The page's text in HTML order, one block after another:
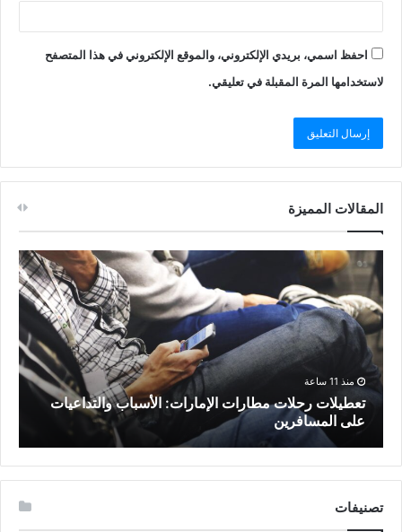
احفظ اسمي، بريدي الإلكتروني، والموقع الإلكتروني في هذا المتصفح
لاستخدامها المرة المقبلة في تعليقي.
المقالات المميزة
منذ 11 ساعة
تعطيلات رحلات مطارات الإمارات: الأسباب والتداعيات
على المسافرين
تصنيفات